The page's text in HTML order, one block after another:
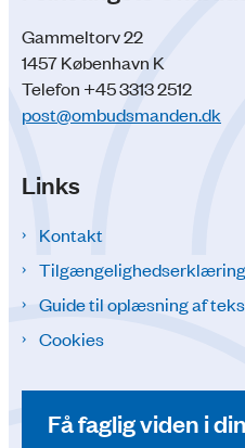
Gammeltorv 22
1457 København K
Telefon +45 3313 2512
post@ombudsmanden.dk
Links
Kontakt
Tilgængelighedserklæring
Guide til oplæsning af
Cookies
Få faglig viden i